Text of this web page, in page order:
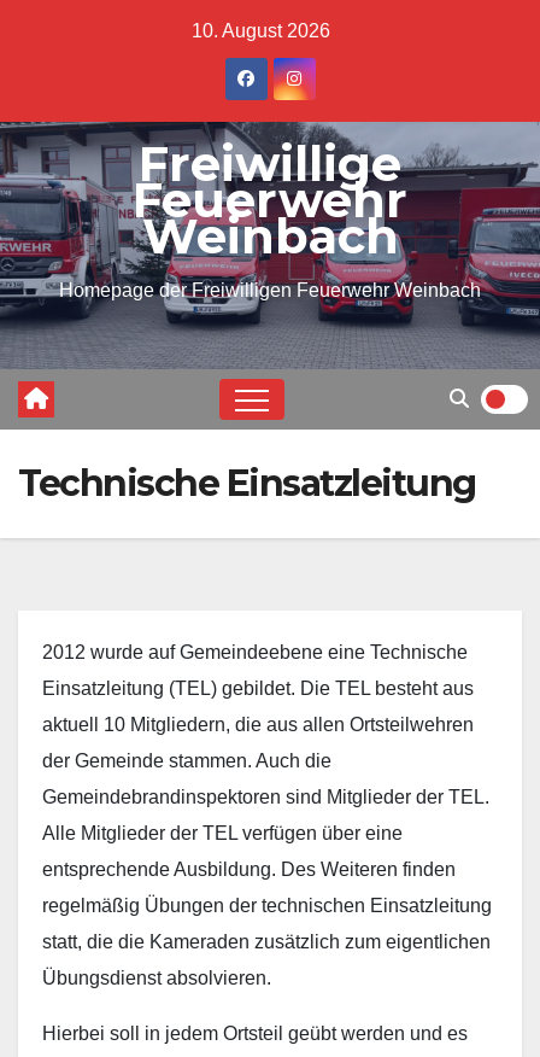
10. August 2026
Freiwillige
Feuerwehr
Weinbach
Homepage der Freiwilligen Feuerwehr Weinbach
Technische Einsatzleitung
2012 wurde auf Gemeindeebene eine Technische
Einsatzleitung (TEL) gebildet. Die TEL besteht aus
aktuell 10 Mitgliedern, die aus allen Ortsteilwehren
der Gemeinde stammen. Auch die
Gemeindebrandinspektoren sind Mitglieder der TEL.
Alle Mitglieder der TEL verfügen über eine
entsprechende Ausbildung. Des Weiteren finden
regelmäßig Übungen der technischen Einsatzleitung
statt, die die Kameraden zusätzlich zum eigentlichen
Übungsdienst absolvieren.
Hierbei soll in jedem Ortsteil geübt werden und es